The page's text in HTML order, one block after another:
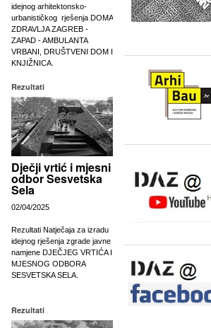
idejnog arhitektonsko-
urbanističkog rješenja DOMA
ZDRAVLJA ZAGREB -
ZAPAD - AMBULANTA
VRBANI, DRUŠTVENI DOM I
KNJIŽNICA.
Rezultati
Dječji vrtić i mjesni
odbor Sesvetska
Sela
02/04/2025
Rezultati Natječaja za izradu
idejnog rješenja zgrade javne
namjene DJEČJEG VRTIĆA I
MJESNOG ODBORA
SESVETSKA SELA.
Rezultati